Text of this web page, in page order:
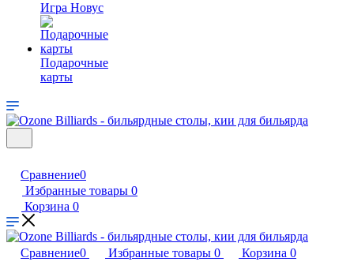
Игра Новус
Подарочные
карты
Сравнение0
Избранные товары 0
Корзина 0
Сравнение0 Избранные товары 0 Корзина 0